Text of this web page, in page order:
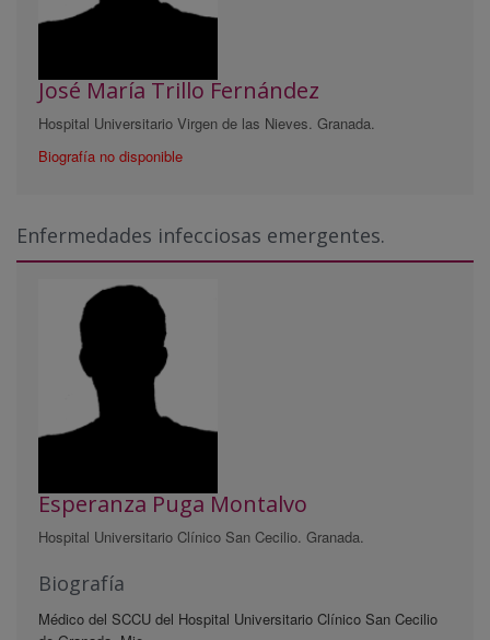
José María Trillo Fernández
Hospital Universitario Virgen de las Nieves. Granada.
Biografía no disponible
Enfermedades infecciosas emergentes.
Esperanza Puga Montalvo
Hospital Universitario Clínico San Cecilio. Granada.
Biografía
Médico del SCCU del Hospital Universitario Clínico San Cecilio